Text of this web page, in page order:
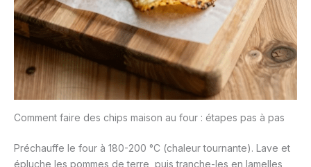
Comment faire des chips maison au four : étapes pas à pas
Préchauffe le four à 180-200 °C (chaleur tournante). Lave et
épluche les pommes de terre, puis tranche-les en lamelles